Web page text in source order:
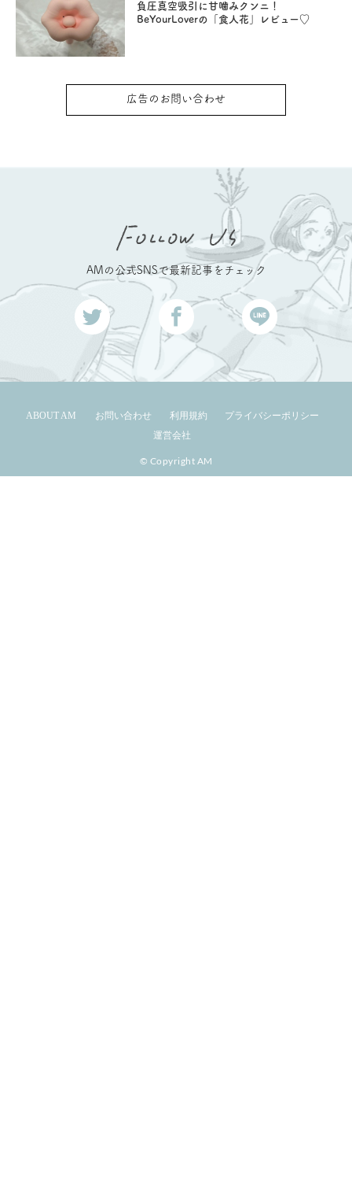
負圧真空吸引に甘噛みクンニ！
BeYourLoverの「食人花」レビュー♡
広告のお問い合わせ
AMの公式SNSで最新記事をチェック
ABOUT AM お問い合わせ 利用規約
プライバシーポリシー
運営会社
© Copyright AM